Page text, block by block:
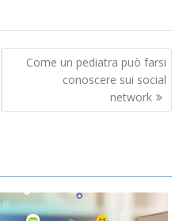
Come un pediatra può farsi
conoscere sui social
network